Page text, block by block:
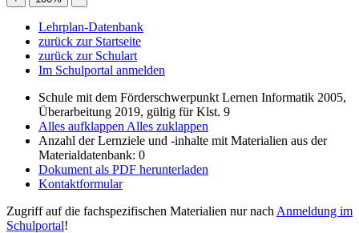
Lehrplan-Datenbank
zurück zur Startseite
zurück zur Schulart
Im Schulportal anmelden
Schule mit dem Förderschwerpunkt Lernen Informatik 2005,
Überarbeitung 2019, gültig für Klst. 9
Alles aufklappen Alles zuklappen
Anzahl der Lernziele und -inhalte mit Materialien aus der
Materialdatenbank: 0
Dokument als PDF herunterladen
Kontaktformular
Zugriff auf die fachspezifischen Materialien nur nach Anmeldung im
Schulportal!